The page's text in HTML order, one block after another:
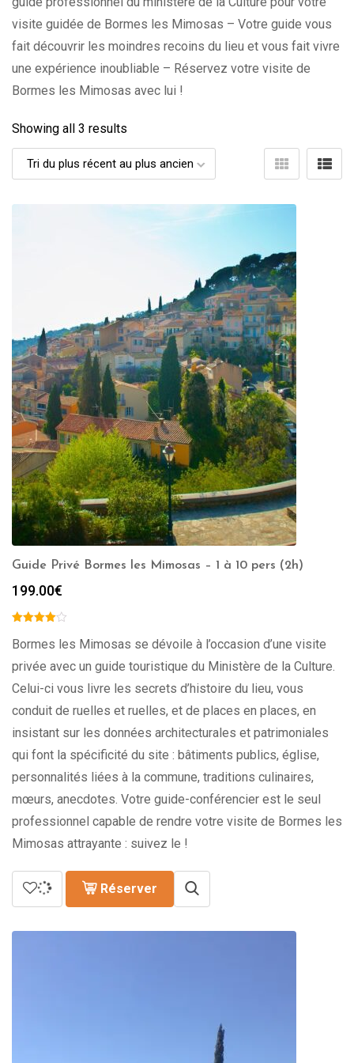
visite guidée de Bormes les Mimosas – Votre guide vous
fait découvrir les moindres recoins du lieu et vous fait vivre
une expérience inoubliable – Réservez votre visite de
Bormes les Mimosas avec lui !
Showing all 3 results
Guide Privé Bormes les Mimosas – 1 à 10 pers (2h)
199.00€
Bormes les Mimosas se dévoile à l’occasion d’une visite
privée avec un guide touristique du Ministère de la Culture.
Celui-ci vous livre les secrets d’histoire du lieu, vous
conduit de ruelles et ruelles, et de places en places, en
insistant sur les données architecturales et patrimoniales
qui font la spécificité du site : bâtiments publics, église,
personnalités liées à la commune, traditions culinaires,
mœurs, anecdotes. Votre guide-conférencier est le seul
professionnel capable de rendre votre visite de Bormes les
Mimosas attrayante : suivez le !
Réserver